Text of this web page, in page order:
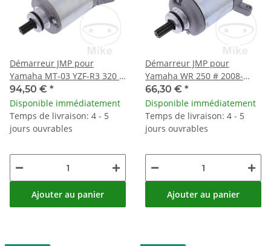
Démarreur JMP pour
Yamaha MT-03 YZF-R3 320 #
2015-2018
94,50 € *
Disponible immédiatement
Temps de livraison: 4 - 5
jours ouvrables
Ajouter au panier
Démarreur JMP pour
Yamaha WR 250 # 2008-
2016
66,30 € *
Disponible immédiatement
Temps de livraison: 4 - 5
jours ouvrables
Ajouter au panier